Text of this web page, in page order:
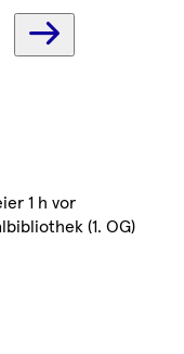
wird
1 h vor
(1. OG)